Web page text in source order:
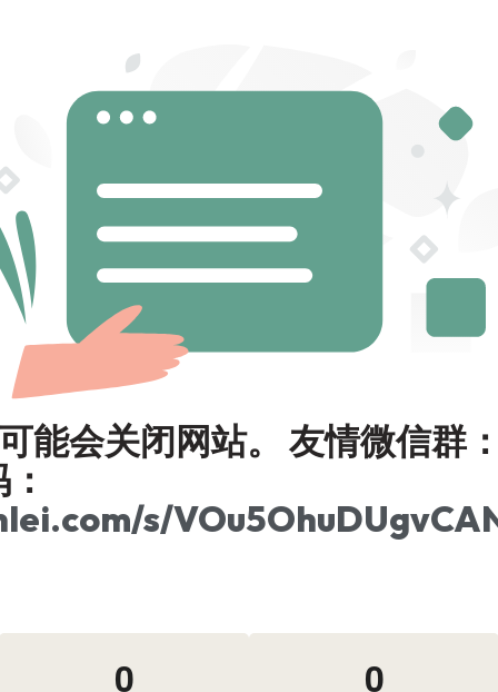
能会关闭网站。 友情微信群
s/
0 0